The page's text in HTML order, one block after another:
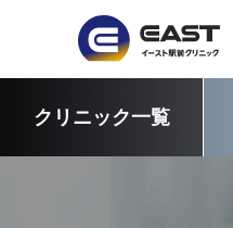
クリニック一覧